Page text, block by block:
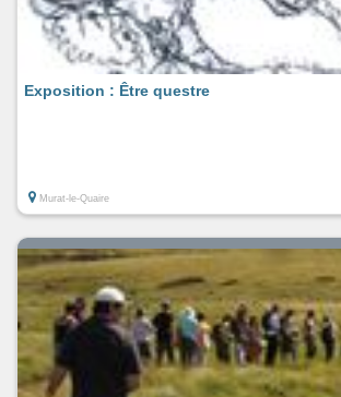
Exposition : Être questre
Murat-le-Quaire